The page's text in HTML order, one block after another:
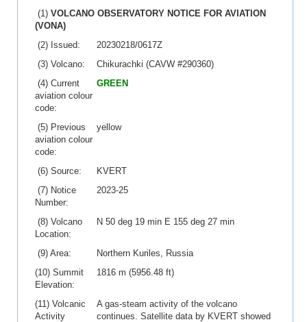
(1) VOLCANO OBSERVATORY NOTICE FOR AVIATION
(VONA)
(2) Issued:
20230218/0617Z
(3) Volcano:
Chikurachki (CAVW #290360)
(4) Current
aviation colour
code:
GREEN
(5) Previous
aviation colour
code:
yellow
(6) Source:
KVERT
(7) Notice
Number:
2023-25
(8) Volcano
Location:
N 50 deg 19 min E 155 deg 27 min
(9) Area:
Northern Kuriles, Russia
(10) Summit
Elevation:
1816 m (5956.48 ft)
(11) Volcanic
Activity
A gas-steam activity of the volcano
continues. Satellite data by KVERT showed